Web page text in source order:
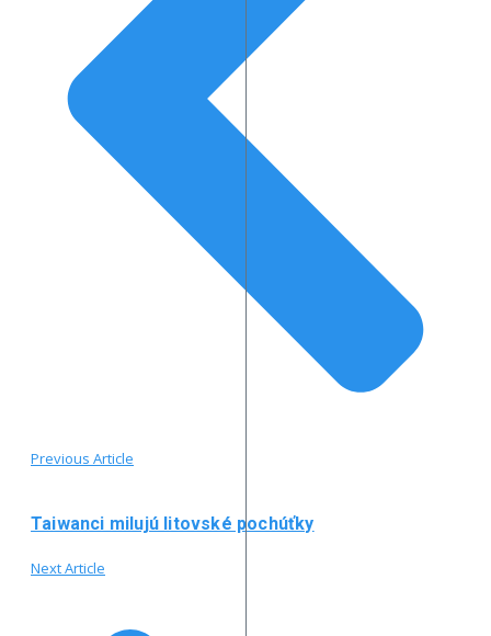
Previous Article
Taiwanci milujú litovské pochúťky
Next Article